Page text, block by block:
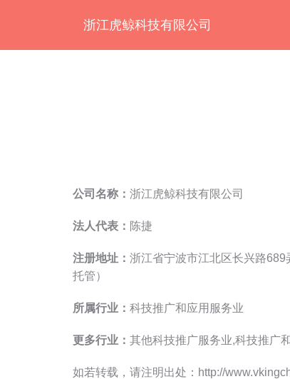
浙江虎鲸科技有限公司
公司名称： 浙江虎鲸科技有限公司
法人代表： 陈捷
注册地址： 浙江省宁波市江北区长兴路
托管）
所属行业： 科技推广和应用服务业
更多行业： 其他科技推广服务业,科技推广
如若转载，请注明出处：http://